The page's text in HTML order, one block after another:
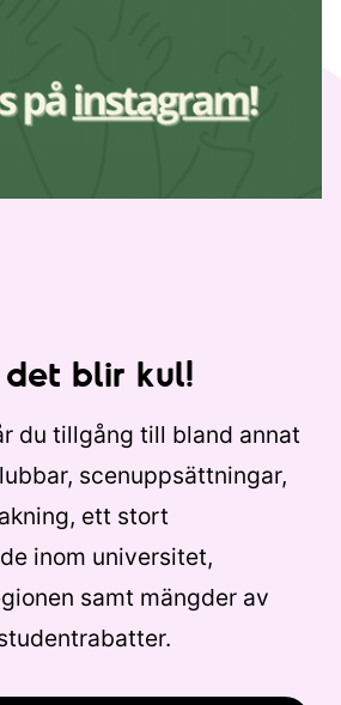
det blir kul!
du tillgång till bland annat
scenuppsättningar,
ett stort
inom universitet,
samt mängder av